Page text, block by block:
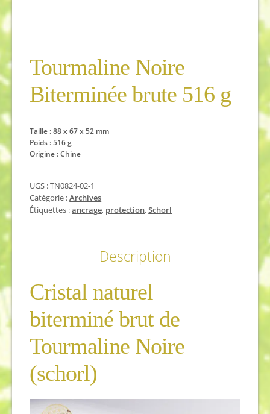
Tourmaline Noire
Biterminée brute 516 g
Taille : 88 x 67 x 52 mm
Poids : 516 g
Origine : Chine
UGS :TN0824-02-1
Catégorie :Archives
Étiquettes :ancrage, protection,Schorl
Description
Cristal naturel
biterminé brut de
Tourmaline Noire
(schorl)